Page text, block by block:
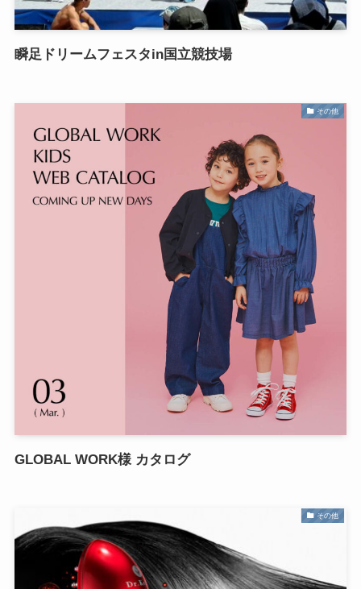
瞬足ドリームフェスタin国立競技場
その他
GLOBAL WORK様 カタログ
その他